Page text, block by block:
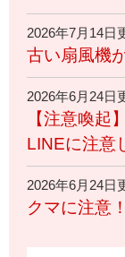
2026年7月14日
古い扇風機
2026年6月24日
【注意喚起
LINEに注意
2026年6月24日
クマに注意！